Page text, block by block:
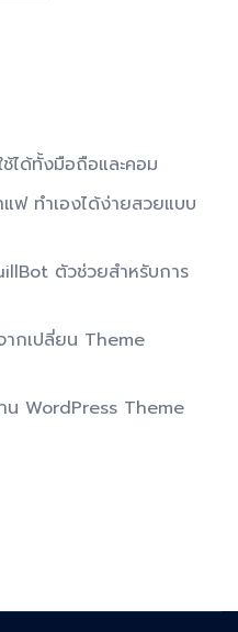
ได้ทั้งมือถือและคอม
ฟ ทำเองได้ง่ายสวยแบบ
ตัวช่วยสำหรับการ
กเปลี่ยน Theme
น WordPress Theme